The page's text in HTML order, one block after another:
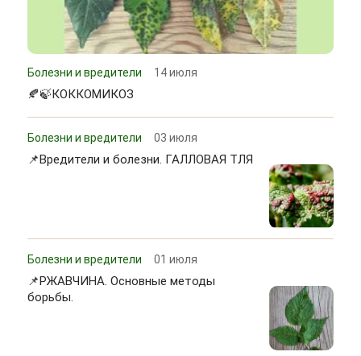
Болезни и вредители 14 июля
🍂🍃КОККОМИКОЗ
Болезни и вредители 03 июля
📌Вредители и болезни. ГАЛЛОВАЯ ТЛЯ
Болезни и вредители 01 июля
📌РЖАВЧИНА. Основные методы
борьбы.